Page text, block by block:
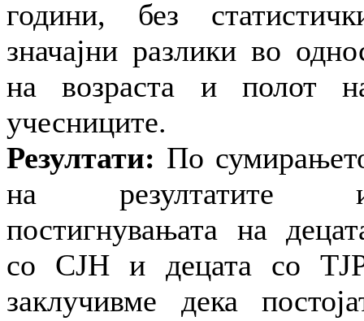
години, без
значајни разлики во
на возраста и полот
учесниците.
Резултати: По
на резултатите
постигнувањата на
со СЈН и децата со
заклучивме дека